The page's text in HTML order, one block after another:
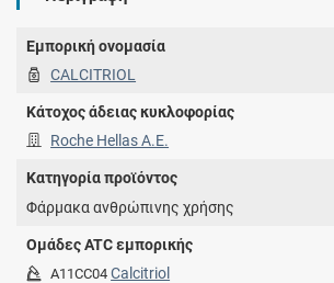
Εμπορική ονομασία
CALCITRIOL
Κάτοχος άδειας κυκλοφορίας
Roche Hellas Α.Ε.
Κατηγορία προϊόντος
Φάρμακα ανθρώπινης χρήσης
Ομάδες ATC εμπορικής
A11CC04 Calcitriol